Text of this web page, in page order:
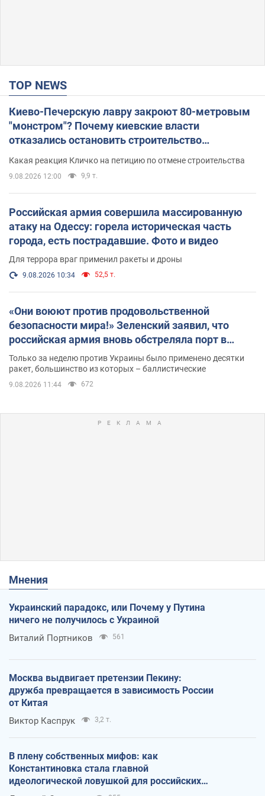
TOP NEWS
Киево-Печерскую лавру закроют 80-метровым
"монстром"? Почему киевские власти
отказались остановить строительство
небоскреба "московского верующего"
Какая реакция Кличко на петицию по отмене строительства
9.08.2026 12:00 9,9 т.
Российская армия совершила массированную
атаку на Одессу: горела историческая часть
города, есть пострадавшие. Фото и видео
Для террора враг применил ракеты и дроны
9.08.2026 10:34 52,5 т.
«Они воюют против продовольственной
безопасности мира!» Зеленский заявил, что
российская армия вновь обстреляла порт в
Одессе
Только за неделю против Украины было применено десятки
ракет, большинство из которых – баллистические
9.08.2026 11:44 672
Мнения
Украинский парадокс, или Почему у Путина
ничего не получилось с Украиной
Виталий Портников 561
Москва выдвигает претензии Пекину:
дружба превращается в зависимость России
от Китая
Виктор Каспрук 3,2 т.
В плену собственных мифов: как
Константиновка стала главной
идеологической ловушкой для российских
оккупантов